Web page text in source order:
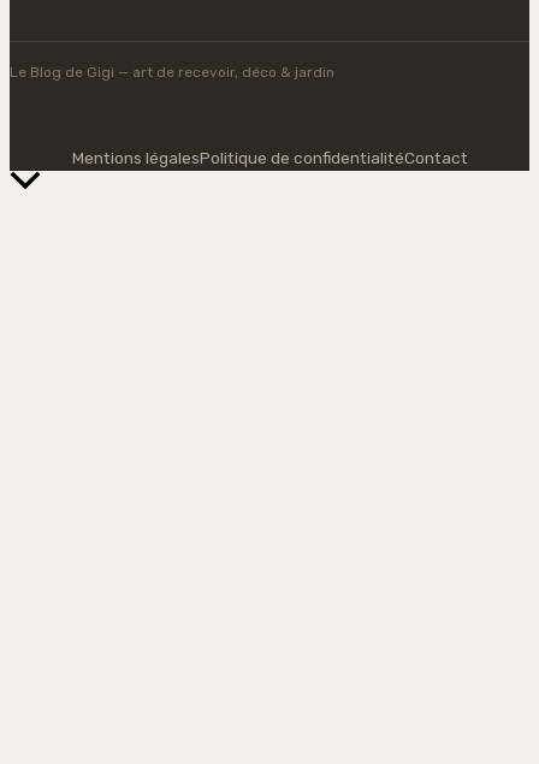
Le Blog de Gigi — art de recevoir, déco & jardin
Mentions légalesPolitique de confidentialitéContact